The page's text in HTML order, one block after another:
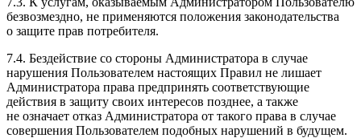
безвозмездно, не применяются положения законодательства
о защите прав потребителя.
7.4. Бездействие со стороны Администратора в случае
нарушения Пользователем настоящих Правил не лишает
Администратора права предпринять соответствующие
действия в защиту своих интересов позднее, а также
не означает отказ Администратора от такого права в случае
совершения Пользователем подобных нарушений в будущем.